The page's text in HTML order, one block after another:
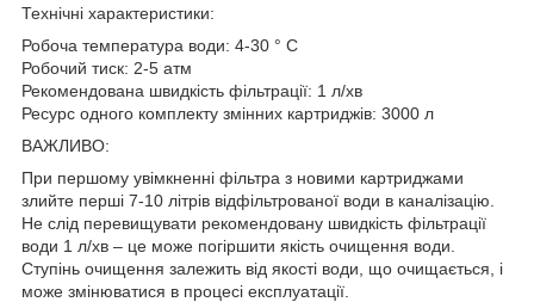
Технічні характеристики:
Робоча температура води: 4-30 ° С
Робочий тиск: 2-5 атм
Рекомендована швидкість фільтрації: 1 л/хв
Ресурс одного комплекту змінних картриджів: 3000 л
ВАЖЛИВО:
При першому увімкненні фільтра з новими картриджами
злийте перші 7-10 літрів відфільтрованої води в каналізацію.
Не слід перевищувати рекомендовану швидкість фільтрації
води 1 л/хв – це може погіршити якість очищення води.
Ступінь очищення залежить від якості води, що очищається, і
може змінюватися в процесі експлуатації.